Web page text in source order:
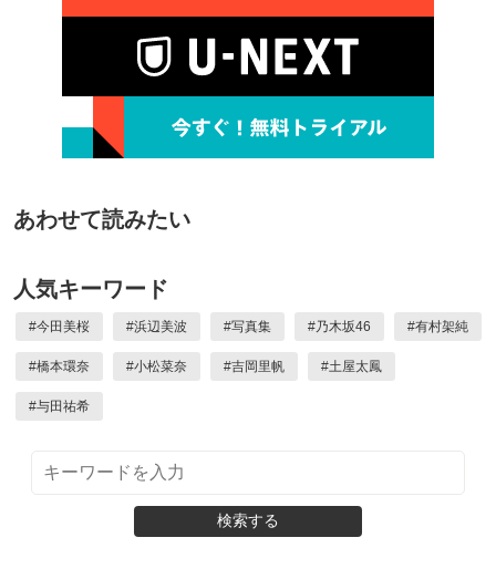
あわせて読みたい
人気キーワード
#今田美桜 #浜辺美波 #写真集 #乃木坂46 #有村架純
#橋本環奈 #小松菜奈 #吉岡里帆 #土屋太鳳
#与田祐希
検索する